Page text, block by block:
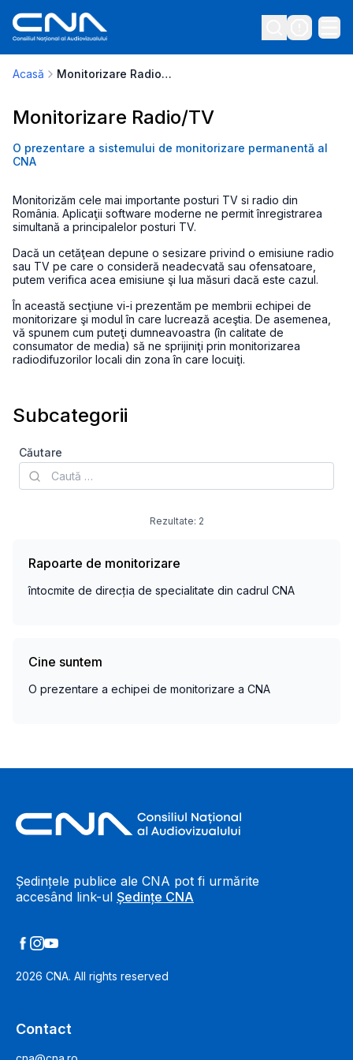
Acasă Monitorizare Radio/TV
Monitorizare Radio/TV
O prezentare a sistemului de monitorizare permanentă al
CNA
Monitorizăm cele mai importante posturi TV si radio din
România. Aplicaţii software moderne ne permit înregistrarea
simultană a principalelor posturi TV.
Dacă un cetăţean depune o sesizare privind o emisiune radio
sau TV pe care o consideră neadecvată sau ofensatoare,
putem verifica acea emisiune şi lua măsuri dacă este cazul.
În această secţiune vi-i prezentăm pe membrii echipei de
monitorizare şi modul în care lucrează aceştia. De asemenea,
vă spunem cum puteţi dumneavoastra (în calitate de
consumator de media) să ne sprijiniţi prin monitorizarea
radiodifuzorilor locali din zona în care locuiţi.
Subcategorii
Căutare
Rezultate: 2
Rapoarte de monitorizare
întocmite de direcția de specialitate din cadrul CNA
Cine suntem
O prezentare a echipei de monitorizare a CNA
Ședințele publice ale CNA pot fi urmărite
accesând link-ul Ședințe CNA
2026 CNA. All rights reserved
Contact